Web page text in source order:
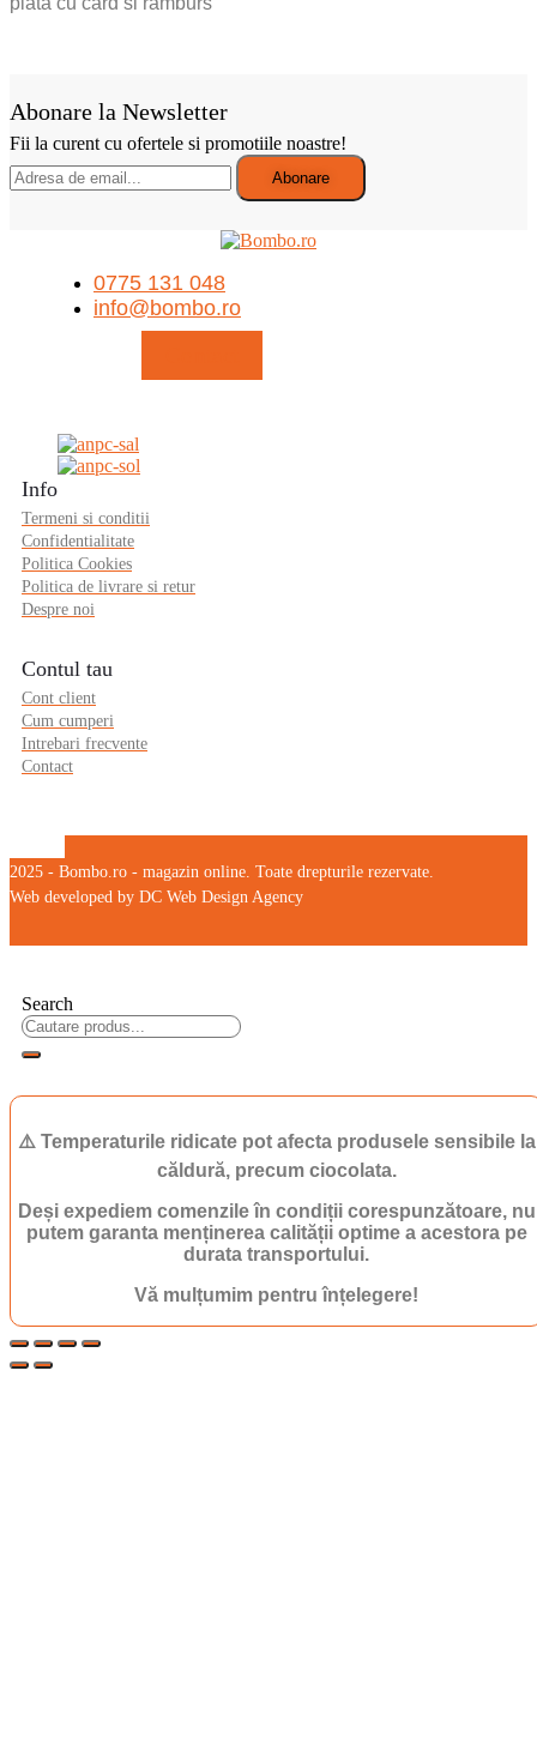
Abonare la Newsletter
Fii la curent cu ofertele si promotiile noastre!
0775 131 048
info@bombo.ro
Info
Termeni si conditii
Confidentialitate
Politica Cookies
Politica de livrare si retur
Despre noi
Contul tau
Cont client
Cum cumperi
Intrebari frecvente
Contact
2025 - Bombo.ro - magazin online. Toate drepturile rezervate.
Web developed by DC Web Design Agency
Search
⚠️ Temperaturile ridicate pot afecta produsele sensibile la
căldură, precum ciocolata.
Deși expediem comenzile în condiții corespunzătoare, nu
putem garanta menținerea calității optime a acestora pe
durata transportului.
Vă mulțumim pentru înțelegere!